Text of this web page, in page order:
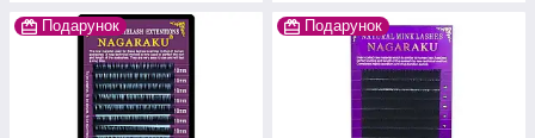
Подарунок Подарунок